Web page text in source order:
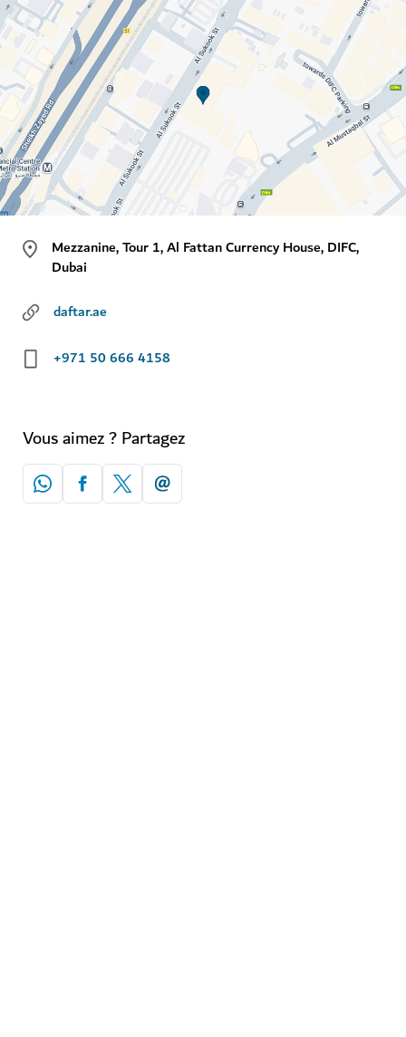
Mezzanine, Tour 1, Al Fattan Currency House, DIFC,
Dubai
daftar.ae
+971 50 666 4158
Vous aimez ? Partagez